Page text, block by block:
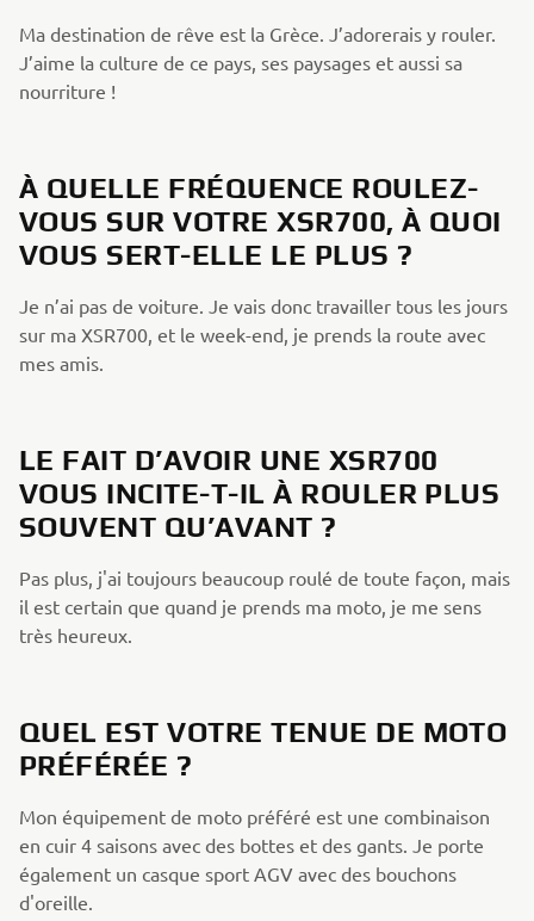
Ma destination de rêve est la Grèce. J’adorerais y rouler.
J’aime la culture de ce pays, ses paysages et aussi sa
nourriture !
À QUELLE FRÉQUENCE ROULEZ-
VOUS SUR VOTRE XSR700, À QUOI
VOUS SERT-ELLE LE PLUS ?
Je n’ai pas de voiture. Je vais donc travailler tous les jours
sur ma XSR700, et le week-end, je prends la route avec
mes amis.
LE FAIT D’AVOIR UNE XSR700
VOUS INCITE-T-IL À ROULER PLUS
SOUVENT QU’AVANT ?
Pas plus, j'ai toujours beaucoup roulé de toute façon, mais
il est certain que quand je prends ma moto, je me sens
très heureux.
QUEL EST VOTRE TENUE DE MOTO
PRÉFÉRÉE ?
Mon équipement de moto préféré est une combinaison
en cuir 4 saisons avec des bottes et des gants. Je porte
également un casque sport AGV avec des bouchons
d'oreille.